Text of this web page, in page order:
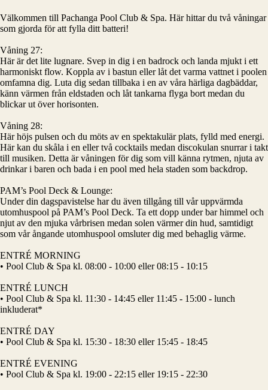
Välkommen till Pachanga Pool Club & Spa. Här hittar du två våningar
som gjorda för att fylla ditt batteri!
Våning 27:
Här är det lite lugnare. Svep in dig i en badrock och landa mjukt i ett
harmoniskt flow. Koppla av i bastun eller låt det varma vattnet i poolen
omfamna dig. Luta dig sedan tillbaka i en av våra härliga dagbäddar,
känn värmen från eldstaden och låt tankarna flyga bort medan du
blickar ut över horisonten.
Våning 28:
Här höjs pulsen och du möts av en spektakulär plats, fylld med energi.
Här kan du skåla i en eller två cocktails medan discokulan snurrar i takt
till musiken. Detta är våningen för dig som vill känna rytmen, njuta av
drinkar i baren och bada i en pool med hela staden som backdrop.
PAM’s Pool Deck & Lounge:
Under din dagspavistelse har du även tillgång till vår uppvärmda
utomhuspool på PAM’s Pool Deck. Ta ett dopp under bar himmel och
njut av den mjuka vårbrisen medan solen värmer din hud, samtidigt
som vår ångande utomhuspool omsluter dig med behaglig värme.
ENTRÉ MORNING
• Pool Club & Spa kl. 08:00 - 10:00 eller 08:15 - 10:15
ENTRÉ LUNCH
• Pool Club & Spa kl. 11:30 - 14:45 eller 11:45 - 15:00 - lunch
inkluderat*
ENTRÉ DAY
• Pool Club & Spa kl. 15:30 - 18:30 eller 15:45 - 18:45
ENTRÉ EVENING
• Pool Club & Spa kl. 19:00 - 22:15 eller 19:15 - 22:30